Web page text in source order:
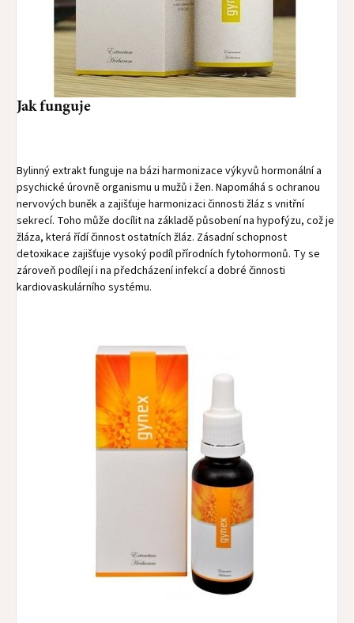
Jak funguje
Bylinný extrakt funguje na bázi harmonizace výkyvů hormonální a
psychické úrovně organismu u mužů i žen. Napomáhá s ochranou
nervových buněk a zajišťuje harmonizaci činnosti žláz s vnitřní
sekrecí. Toho může docílit na základě působení na hypofýzu, což je
žláza, která řídí činnost ostatních žláz. Zásadní schopnost
detoxikace zajišťuje vysoký podíl přírodních fytohormonů. Ty se
zároveň podílejí i na předcházení infekcí a dobré činnosti
kardiovaskulárního systému.